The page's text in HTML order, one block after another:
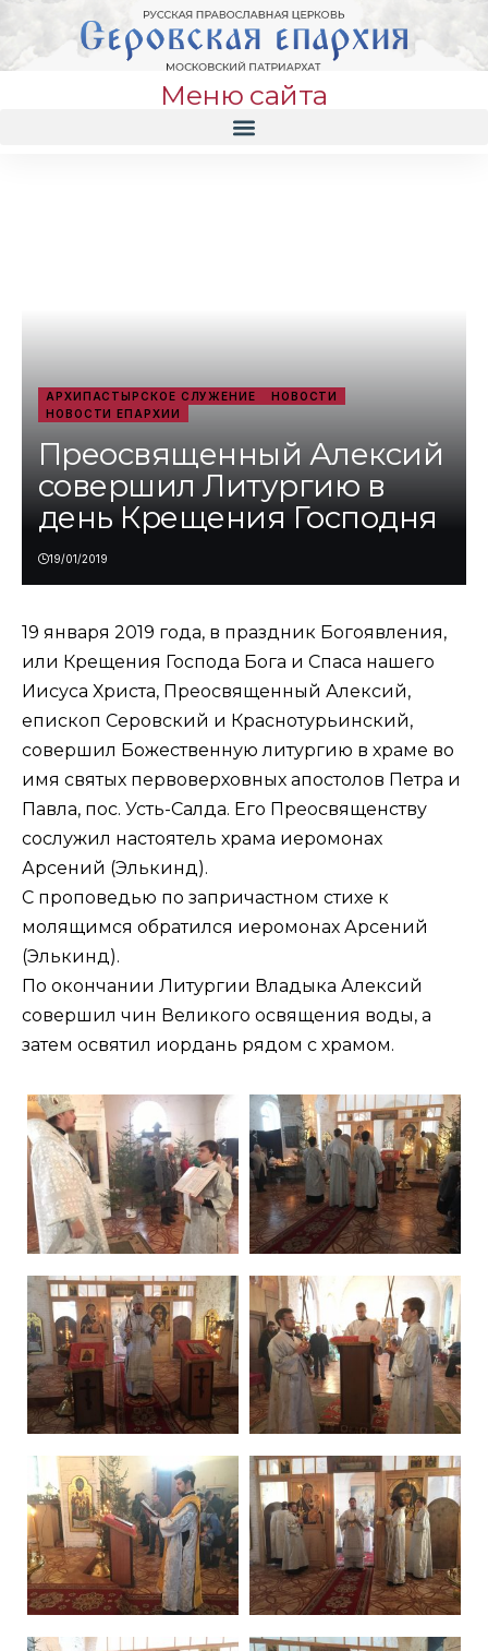
Меню сайта
АРХИПАСТЫРСКОЕ СЛУЖЕНИЕ
НОВОСТИ
НОВОСТИ ЕПАРХИИ
Преосвященный Алексий
совершил Литургию в
день Крещения Господня
19/01/2019
19 января 2019 года, в праздник Богоявления,
или Крещения Господа Бога и Спаса нашего
Иисуса Христа, Преосвященный Алексий,
епископ Серовский и Краснотурьинский,
совершил Божественную литургию в храме во
имя святых первоверховных апостолов Петра и
Павла, пос. Усть-Салда. Его Преосвященству
сослужил настоятель храма иеромонах
Арсений (Элькинд).
С проповедью по запричастном стихе к
молящимся обратился иеромонах Арсений
(Элькинд).
По окончании Литургии Владыка Алексий
совершил чин Великого освящения воды, а
затем освятил иордань рядом с храмом.